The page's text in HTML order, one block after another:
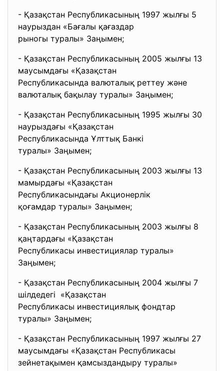
- Қазақстан Республикасының 1997 жылғы 5
наурыздан «Бағалы қағаздар
рыногы туралы» Заңымен;
- Қазақстан Республикасының 2005 жылғы 13
маусымдағы «Қазақстан
Республикасында валюталық реттеу және
валюталық бақылау туралы» Заңымен;
- Қазақстан Республикасының 1995 жылғы 30
наурыздағы «Қазақстан
Республикасында Ұлттық Банкі
туралы» Заңымен;
- Қазақстан Республикасының 2003 жылғы 13
мамырдағы «Қазақстан
Республикасындағы Акционерлік
қоғамдар туралы» Заңымен;
- Қазақстан Республикасының 2003 жылғы 8
қаңтардағы «Қазақстан
Республикасы инвестициялар туралы»
Заңымен;
- Қазақстан Республикасының 2004 жылғы 7
шілдедегі «Қазақстан
Республикасы инвестициялық фондтар
туралы» Заңымен;
- Қазақстан Республикасының 1997 жылғы 27
маусымдағы «Қазақстан Республикасы
зейнетақымен қамсыздандыру туралы»